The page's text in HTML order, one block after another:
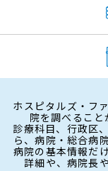
ホスピタルズ・フ
院を調べること
診療科目、行政区
ら、病院・総合病
病院の基本情報だ
詳細や、病院長